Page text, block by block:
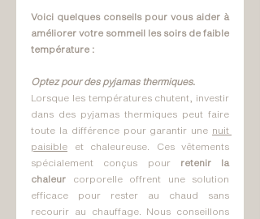
Voici quelques conseils pour vous aider à
améliorer votre sommeil les soirs de faible
température :
Optez pour des pyjamas thermiques.
Lorsque les températures chutent, investir
dans des pyjamas thermiques peut faire
toute la différence pour garantir une nuit
paisible et chaleureuse. Ces vêtements
spécialement conçus pour retenir la
chaleur corporelle offrent une solution
efficace pour rester au chaud sans
recourir au chauffage. Nous conseillons